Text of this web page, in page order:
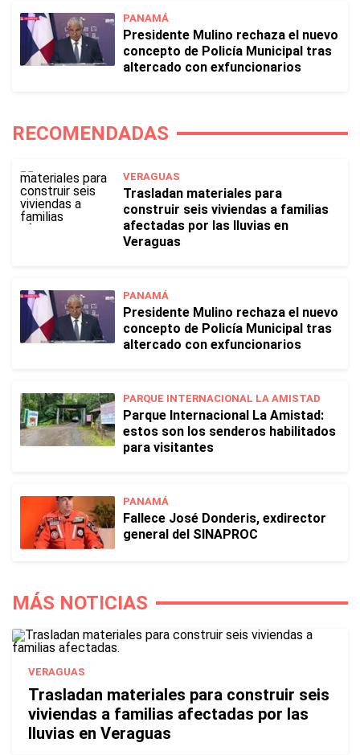
PANAMÁ
Presidente Mulino rechaza el nuevo
concepto de Policía Municipal tras
altercado con exfuncionarios
RECOMENDADAS
VERAGUAS
Trasladan materiales para
construir seis viviendas a familias
afectadas por las lluvias en
Veraguas
PANAMÁ
Presidente Mulino rechaza el nuevo
concepto de Policía Municipal tras
altercado con exfuncionarios
PARQUE INTERNACIONAL LA AMISTAD
Parque Internacional La Amistad:
estos son los senderos habilitados
para visitantes
PANAMÁ
Fallece José Donderis, exdirector
general del SINAPROC
MÁS NOTICIAS
VERAGUAS
Trasladan materiales para construir seis
viviendas a familias afectadas por las
lluvias en Veraguas